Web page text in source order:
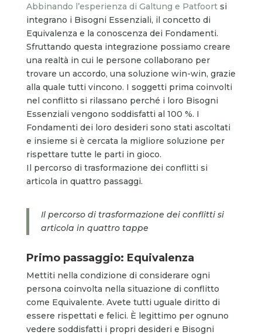
Abbinando l’esperienza di Galtung e Patfoortsi
integrano i Bisogni Essenziali, il concetto di
Equivalenza e la conoscenza dei Fondamenti.
Sfruttando questa integrazione possiamo creare
una realtà in cui le persone collaborano per
trovare un accordo, una soluzione win-win, grazie
alla quale tutti vincono. I soggetti prima coinvolti
nel conflitto si rilassano perché i loro Bisogni
Essenziali vengono soddisfatti al 100 %. I
Fondamenti dei loro desideri sono stati ascoltati
e insieme si è cercata la migliore soluzione per
rispettare tutte le parti in gioco.
Il percorso di trasformazione dei conflitti si
articola in quattro passaggi.
Il percorso di trasformazione dei conflitti si
articola in quattro tappe
Primo passaggio: Equivalenza
Mettiti nella condizione di considerare ogni
persona coinvolta nella situazione di conflitto
come Equivalente. Avete tutti uguale diritto di
essere rispettati e felici. È legittimo per ognuno
vedere soddisfatti i propri desideri e Bisogni